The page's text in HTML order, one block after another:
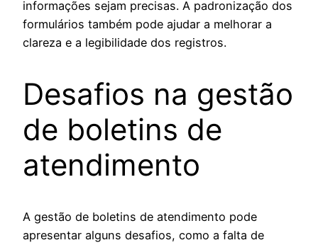
informações sejam precisas. A padronização dos
formulários também pode ajudar a melhorar a
clareza e a legibilidade dos registros.
Desafios na gestão
de boletins de
atendimento
A gestão de boletins de atendimento pode
apresentar alguns desafios, como a falta de